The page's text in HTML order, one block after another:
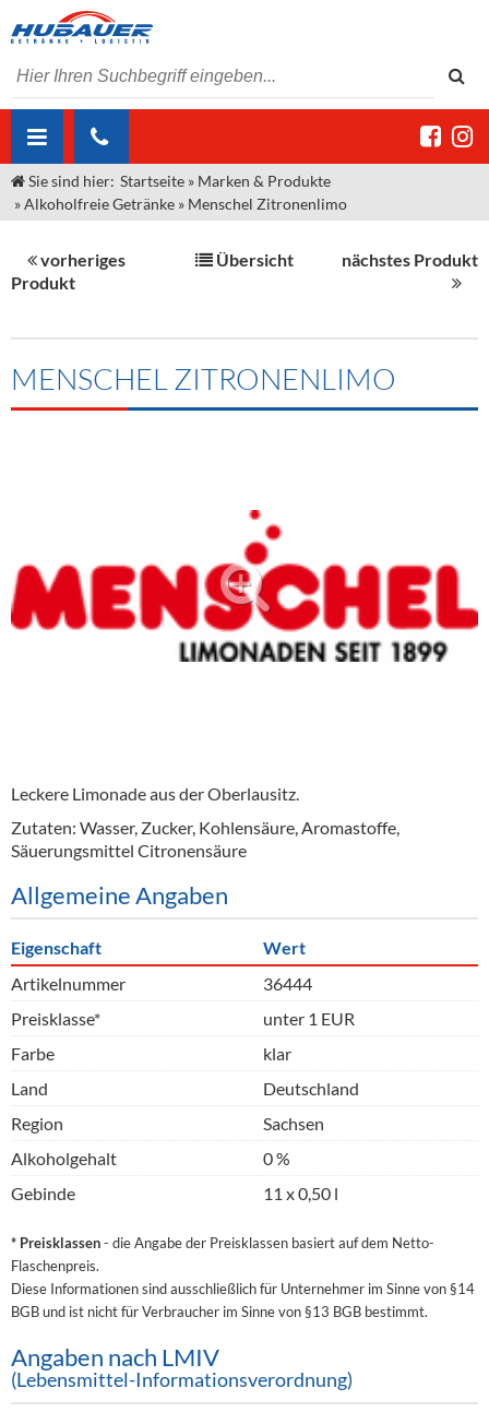
ÜBER UNS
Unser Liefergebiet
Kontakt
Angebote Gastronomie & Großhandel
Neuigkeiten
MARKEN & PRODUKTE
Sirup
Spirituosen
Kaffee
Barzubehör
Kommisionskauf & Lieferbedingungen
Fremddienstleistungen
Sie sind hier: Startseite » Marken & Produkte
»Alkoholfreie Getränke » Menschel Zitronenlimo
vorheriges
Produkt
Übersicht nächstes Produkt
MENSCHEL ZITRONENLIMO
Leckere Limonade aus der Oberlausitz.
Zutaten: Wasser, Zucker, Kohlensäure, Aromastoffe,
Säuerungsmittel Citronensäure
Allgemeine Angaben
Eigenschaft
Wert
Artikelnummer
36444
Preisklasse*
unter 1 EUR
Farbe
klar
Land
Deutschland
Region
Sachsen
Alkoholgehalt
0 %
Gebinde
11 x 0,50 l
* Preisklassen- die Angabe der Preisklassen basiert auf dem Netto-
Flaschenpreis.
Diese Informationen sind ausschließlich für Unternehmer im Sinne von §14
BGB und ist nicht für Verbraucher im Sinne von §13 BGB bestimmt.
Angaben nach LMIV
(Lebensmittel-Informationsverordnung)